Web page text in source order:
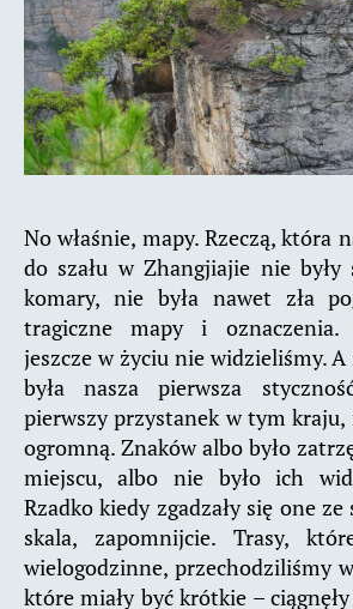
No właśnie, mapy. Rzeczą, która
do szału w Zhangjiajie nie były
komary, nie była nawet zła
tragiczne mapy i oznaczenia.
jeszcze w życiu nie widzieliśmy.
była nasza pierwsza
pierwszy przystanek w tym
ogromną. Znaków albo było
miejscu, albo nie było ich
Rzadko kiedy zgadzały się one ze
skala, zapomnijcie. Trasy,
wielogodzinne, przechodziliśmy
które miały być krótkie –